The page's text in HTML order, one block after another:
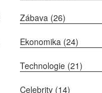
Zábava (26)
Ekonomika (24)
Technologie (21)
Celebrity (14)